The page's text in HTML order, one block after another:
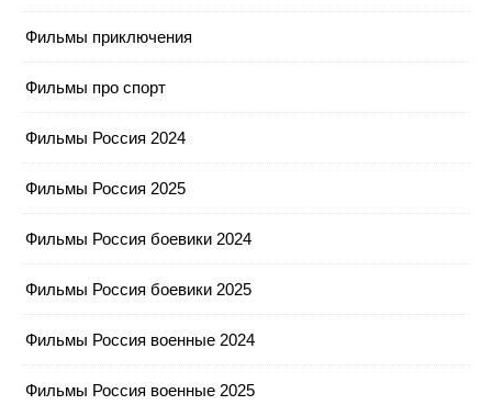
Фильмы приключения
Фильмы про спорт
Фильмы Россия 2024
Фильмы Россия 2025
Фильмы Россия боевики 2024
Фильмы Россия боевики 2025
Фильмы Россия военные 2024
Фильмы Россия военные 2025